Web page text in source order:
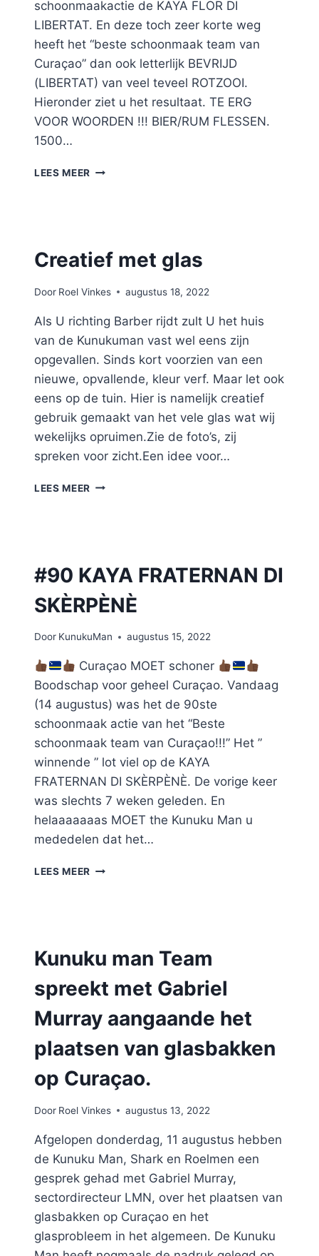
schoonmaakactie de KAYA FLOR DI
LIBERTAT. En deze toch zeer korte weg
heeft het “beste schoonmaak team van
Curaçao” dan ook letterlijk BEVRIJD
(LIBERTAT) van veel teveel ROTZOOI.
Hieronder ziet u het resultaat. TE ERG
VOOR WOORDEN !!! BIER/RUM FLESSEN.
1500…
LEES MEER #91
Creatief met glas
Door Roel Vinkes augustus 18, 2022
Als U richting Barber rijdt zult U het huis
van de Kunukuman vast wel eens zijn
opgevallen. Sinds kort voorzien van een
nieuwe, opvallende, kleur verf. Maar let ook
eens op de tuin. Hier is namelijk creatief
gebruik gemaakt van het vele glas wat wij
wekelijks opruimen.Zie de foto’s, zij
spreken voor zicht.Een idee voor…
LEES MEER CREATIEF
#90 KAYA FRATERNAN DI
SKÈRPÈNÈ
Door KunukuMan augustus 15, 2022
Curaçao MOET schoner
Boodschap voor geheel Curaçao. Vandaag
(14 augustus) was het de 90ste
schoonmaak actie van het “Beste
schoonmaak team van Curaçao!!!” Het ”
winnende ” lot viel op de KAYA
FRATERNAN DI SKÈRPÈNÈ. De vorige keer
was slechts 7 weken geleden. En
helaaaaaaas MOET the Kunuku Man u
mededelen dat het…
LEES MEER #90
Kunuku man Team
spreekt met Gabriel
Murray aangaande het
plaatsen van glasbakken
op Curaçao.
Door Roel Vinkes augustus 13, 2022
Afgelopen donderdag, 11 augustus hebben
de Kunuku Man, Shark en Roelmen een
gesprek gehad met Gabriel Murray,
sectordirecteur LMN, over het plaatsen van
glasbakken op Curaçao en het
glasprobleem in het algemeen. De Kunuku